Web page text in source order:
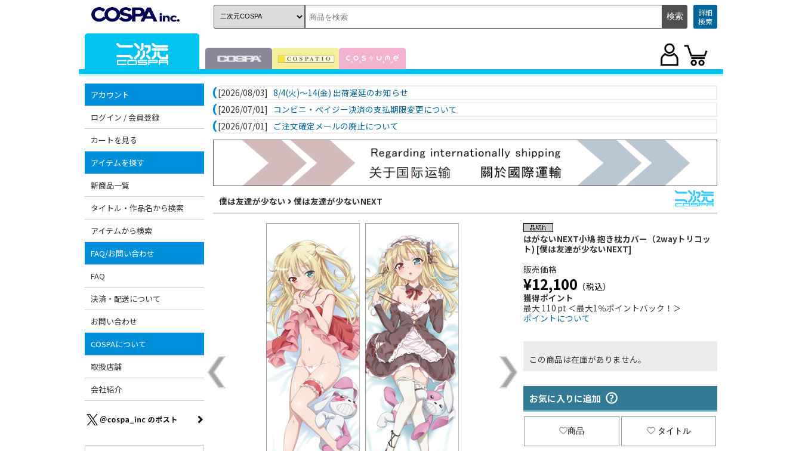
詳細
検索
アカウント
ログイン / 会員登録
カートを見る
アイテムを探す
新商品一覧
タイトル・作品名から検索
アイテムから検索
FAQ/お問い合わせ
FAQ
決済・配送について
お問い合わせ
COSPAについて
取扱店舗
会社紹介
[2026/08/03] 8/4(火)～14(金) 出荷遅延のお知らせ
[2026/07/01]
コンビニ・ペイジー決済の支払期限変更について
[2026/07/01]
ご注文確定メールの廃止について
僕は友達が少ない 僕は友達が少ないNEXT
はがないNEXT小鳩 抱き枕カバー（2wayトリコッ
ト) [僕は友達が少ないNEXT]
販売価格
¥12,100 （税込）
獲得ポイント
最大 110 pt ＜最大1％ポイントバック！＞
ポイントについて
この商品は在庫がありません。
お気に入りに追加
商品 タイトル